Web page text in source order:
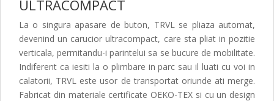
ULTRACOMPACT
La o singura apasare de buton, TRVL se pliaza automat,
devenind un carucior ultracompact, care sta pliat in pozitie
verticala, permitandu-i parintelui sa se bucure de mobilitate.
Indiferent ca iesiti la o plimbare in parc sau il luati cu voi in
calatorii, TRVL este usor de transportat oriunde ati merge.
Fabricat din materiale certificate OEKO-TEX si cu un design